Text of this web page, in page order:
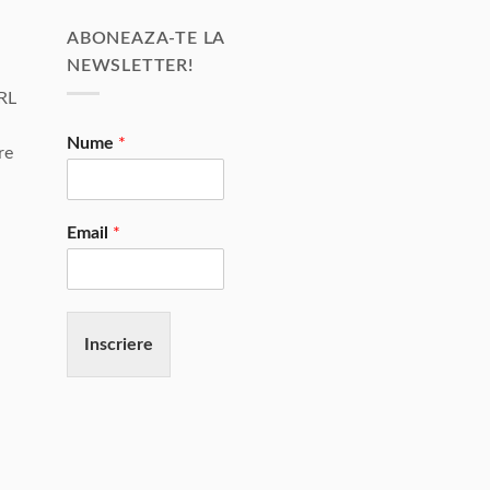
ABONEAZA-TE LA
NEWSLETTER!
Nume *
Email *
Inscriere